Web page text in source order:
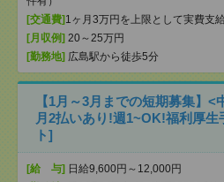
[交通費] 1ヶ月3万円を上限として実費支給
[月収例] 20～25万円
[勤務地] 広島駅から徒歩5分
【1月～3月までの短期募集】<
月2払いあり!週1~OK!福利厚生
ト]
[給 与] 日給9,600円～12,000円